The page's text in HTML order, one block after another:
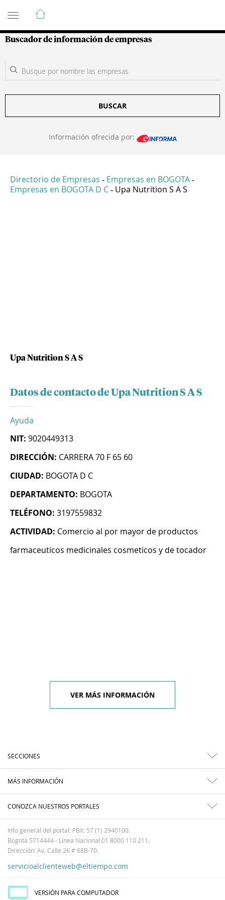
Guía de Empresas Colombianas
Buscador de información de empresas
BUSCAR
Información ofrecida por:
Directorio de Empresas - Empresas en BOGOTA -
Empresas en BOGOTA D C - Upa Nutrition S A S
Upa Nutrition S A S
Datos de contacto de Upa Nutrition S A S
Ayuda
NIT: 9020449313
DIRECCIÓN: CARRERA 70 F 65 60
CIUDAD: BOGOTA D C
DEPARTAMENTO: BOGOTA
TELÉFONO: 3197559832
ACTIVIDAD: Comercio al por mayor de productos
farmaceuticos medicinales cosmeticos y de tocador
VER MÁS INFORMACIÓN
SECCIONES
MÁS INFORMACIÓN
CONOZCA NUESTROS PORTALES
Info general del portal: PBX: 57 (1) 2940100.
Bogotá 5714444 - Línea Nacional 01 8000 110 211.
Dirección: Av. Calle 26 # 68B-70.
servicioalclienteweb@eltiempo.com
VERSIÓN PARA COMPUTADOR